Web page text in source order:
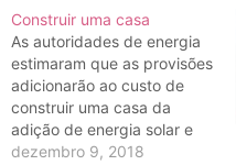
Construir uma casa
As autoridades de energia
estimaram que as provisões
adicionarão ao custo de
construir uma casa da
adição de energia solar e
para tornar as casas mais
dezembro 9, 2018